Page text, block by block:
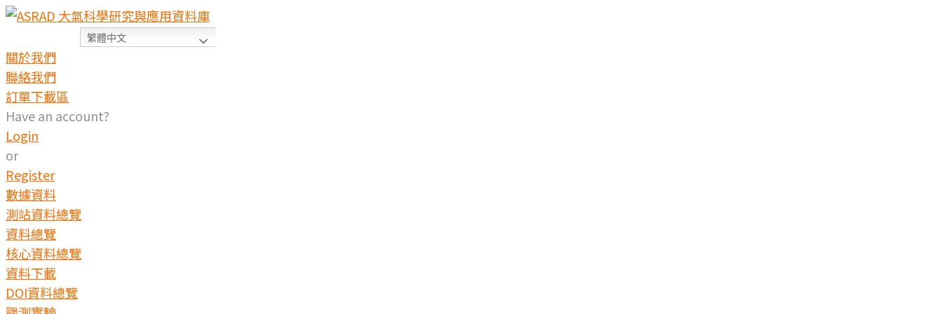
繁體中文
關於我們
聯絡我們
訂單下載區
Have an account?
Login
or
Register
數據資料
測站資料總覽
資料總覽
核心資料總覽
資料下載
DOI資料總覽